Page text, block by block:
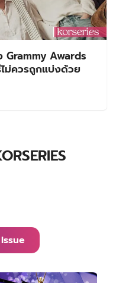
Grammy Awards
ม่ควรถูกแบ่งด้วย